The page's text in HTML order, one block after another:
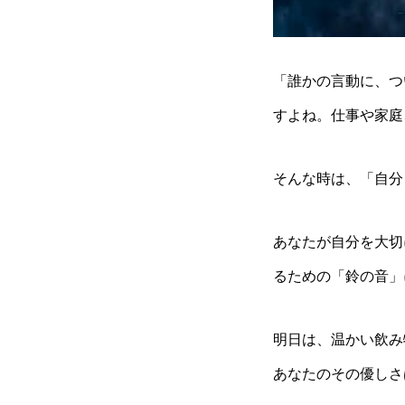
「誰かの言動に、
すよね。仕事や家
そんな時は、「自
あなたが自分を大
るための「鈴の音
明日は、温かい飲
あなたのその優し